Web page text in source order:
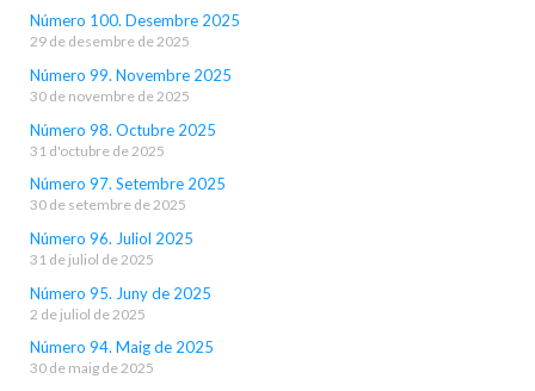
Número 100. Desembre 2025
29 de desembre de 2025
Número 99. Novembre 2025
30 de novembre de 2025
Número 98. Octubre 2025
31 d'octubre de 2025
Número 97. Setembre 2025
30 de setembre de 2025
Número 96. Juliol 2025
31 de juliol de 2025
Número 95. Juny de 2025
2 de juliol de 2025
Número 94. Maig de 2025
30 de maig de 2025